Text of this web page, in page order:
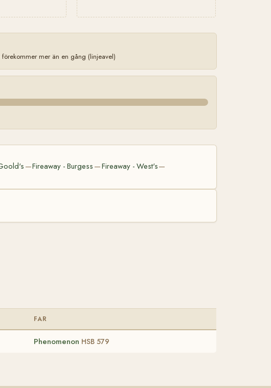
mer än en gång (linjeavel)
—Fireaway - Burgess —Fireaway - West's—
FAR
Phenomenon HSB 579